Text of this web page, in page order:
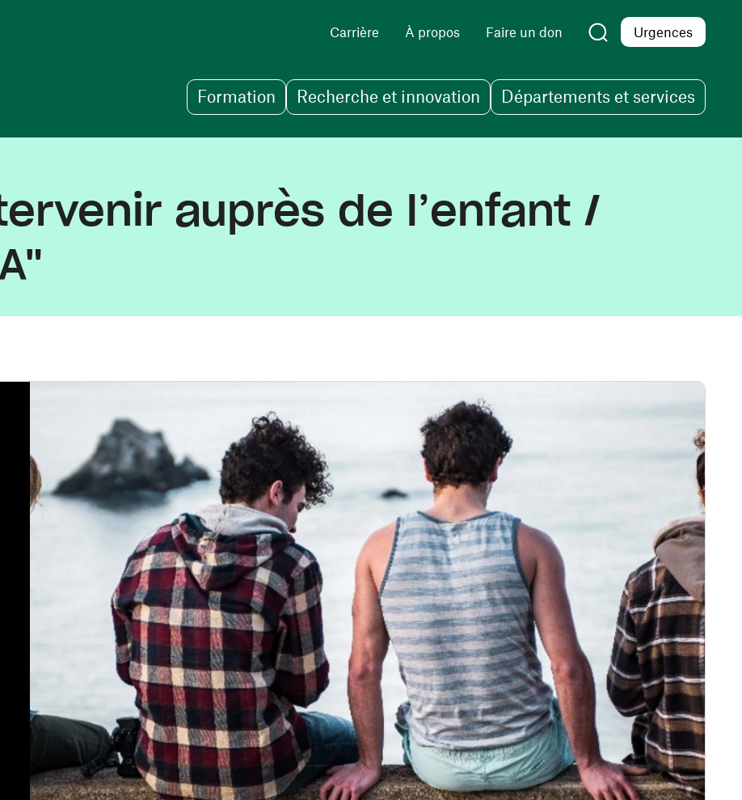
Carrière À propos Faire un don Urgences
Formation Recherche et innovation Départements et services
auprès de l’enfant /